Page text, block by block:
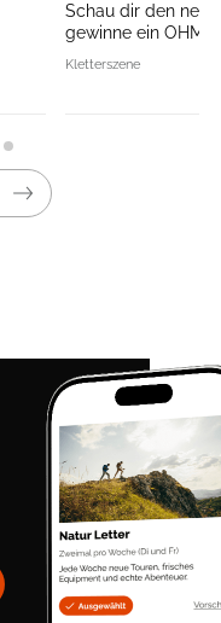
Schau dir den
gewinne ein
Kletterszene